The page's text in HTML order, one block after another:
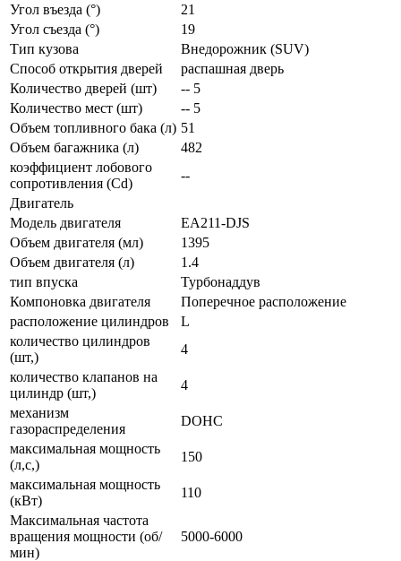
Угол въезда (°)
21
Угол съезда (°)
19
Тип кузова
Внедорожник (SUV)
Способ открытия дверей
распашная дверь
Количество дверей (шт)
-- 5
Количество мест (шт)
-- 5
Объем топливного бака (л) 51
Объем багажника (л)
482
коэффициент лобового
сопротивления (Cd)
--
Двигатель
Модель двигателя
EA211-DJS
Объем двигателя (мл)
1395
Объем двигателя (л)
1.4
тип впуска
Турбонаддув
Компоновка двигателя
Поперечное расположение
расположение цилиндров
L
количество цилиндров
(шт,)
4
количество клапанов на
цилиндр (шт,)
4
механизм
газораспределения
DOHC
максимальная мощность
(л,с,)
150
максимальная мощность
(кВт)
110
Максимальная частота
вращения мощности (об/
мин)
5000-6000